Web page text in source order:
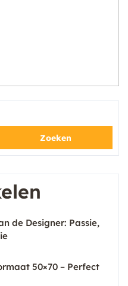
Zoeken
de Designer: Passie,
50×70 – Perfect